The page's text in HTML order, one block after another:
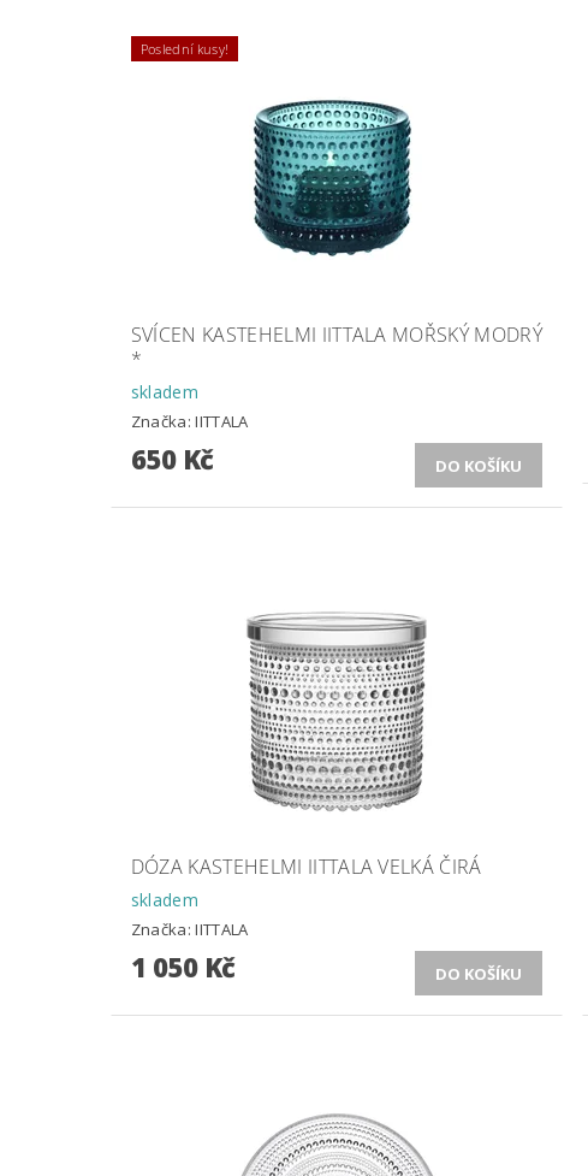
Poslední kusy!
SVÍCEN KASTEHELMI IITTALA MOŘSKÝ MODRÝ
*
skladem
Značka:IITTALA
650 Kč
DÓZA KASTEHELMI IITTALA VELKÁ ČIRÁ
skladem
Značka:IITTALA
1 050 Kč